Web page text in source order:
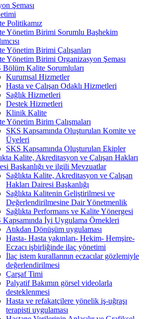
Şeması
Politikamız
Yönetim Birimi Sorumlu Başhekim
Yönetim Birimi Çalışanları
Yönetim Birimi Organizasyon Şeması
Bölüm Kalite Sorumluları
Kurumsal Hizmetler
Hasta ve Çalışan Odaklı Hizmetleri
Sağlık Hizmetleri
Destek Hizmetleri
Klinik Kalite
Yönetim Birim Çalışmaları
SKS Kapsamında Oluşturulan Komite ve
Üyeleri
SKS Kapsamında Oluşturulan Ekipler
Kalite, Akreditasyon ve Çalışan Hakları
Başkanlığı ve ilgili Mevzuatlar
Sağlıkta Kalite, Akreditasyon ve Çalışan
Hakları Dairesi Başkanlığı
Sağlıkta Kalitenin Geliştirilmesi ve
Değerlendirilmesine Dair Yönetmenlik
Sağlıkta Performans ve Kalite Yönergesi
Kapsamında İyi Uygulama Örnekleri
Atıkdan Dönüşüm uygulaması
Hasta- Hasta yakınları- Hekim- Hemşire-
Eczacı işbirliğinde ilaç yönetimi
İlaç istem kurallarının eczacılar gözlemiyle
değerlendirilmesi
Çarşaf Timi
Palyatif Bakımın görsel videolarla
desteklenmesi
Hasta ve refakatçilere yönelik iş-uğraşı
terapisti uygulaması